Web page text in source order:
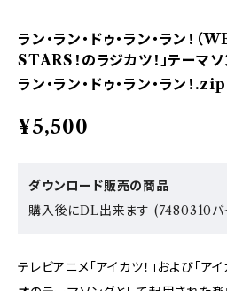
ラン・ラン・ドゥ・ラン・ラン！
STARS！のラジカツ！」テーマソ
ラン・ラン・ドゥ・ラン・ラン！.zip
¥5,500
ダウンロード販売の商品
購入後にDL出来ます (7480310バ
テレビアニメ「アイカツ！」および「ア